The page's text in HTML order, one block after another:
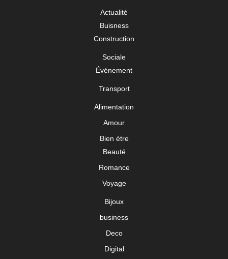
Actualité
Buisness
Construction
Sociale
Événement
Transport
Alimentation
Amour
Bien étre
Beauté
Romance
Voyage
Bijoux
business
Deco
Digital